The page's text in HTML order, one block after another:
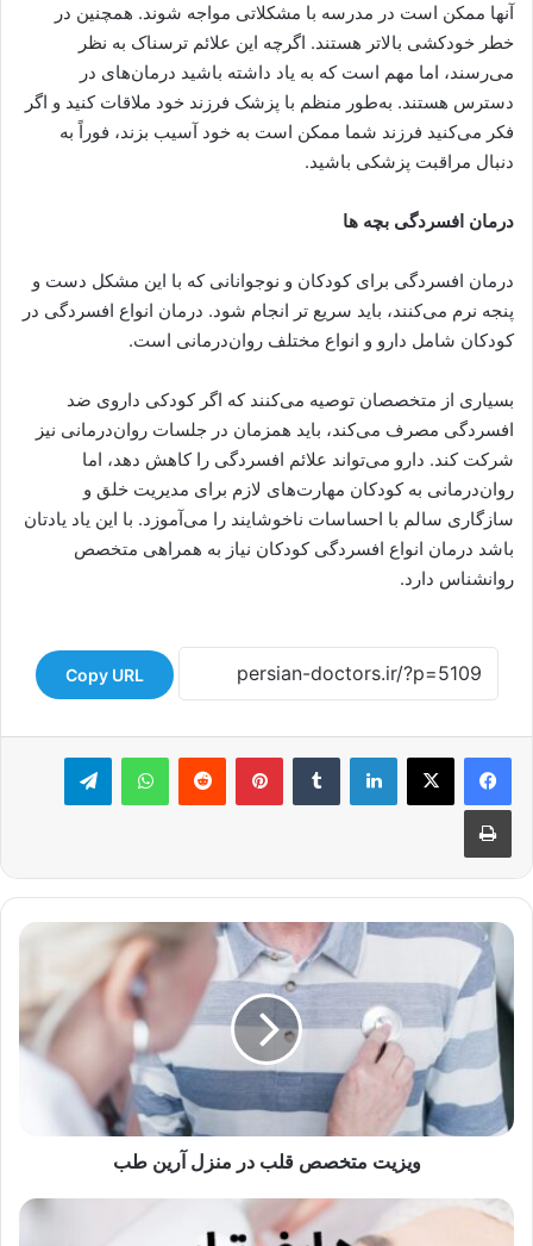
آنها ممکن است در مدرسه با مشکلاتی مواجه شوند. همچنین در
خطر خودکشی بالاتر هستند. اگرچه این علائم ترسناک به نظر
می‌رسند، اما مهم است که به یاد داشته باشید درمان‌های در
دسترس هستند. به‌طور منظم با پزشک فرزند خود ملاقات کنید و اگر
فکر می‌کنید فرزند شما ممکن است به خود آسیب بزند، فوراً به
دنبال مراقبت پزشکی باشید.
درمان افسردگی بچه ها
درمان افسردگی برای کودکان و نوجوانانی که با این مشکل دست و
پنجه نرم می‌کنند، باید سریع تر انجام شود. درمان انواع افسردگی در
کودکان شامل دارو و انواع مختلف روان‌درمانی است.
بسیاری از متخصصان توصیه می‌کنند که اگر کودکی داروی ضد
افسردگی مصرف می‌کند، باید همزمان در جلسات روان‌درمانی نیز
شرکت کند. دارو می‌تواند علائم افسردگی را کاهش دهد، اما
روان‌درمانی به کودکان مهارت‌های لازم برای مدیریت خلق و
سازگاری سالم با احساسات ناخوشایند را می‌آموزد. با این یاد یادتان
باشد درمان انواع افسردگی کودکان نیاز به همراهی متخصص
روانشناس دارد.
Copy URL
لینکدین ‫تامبلر ‫پین‌ترست‫رددیت واتس آپ تلگرام
چاپ
ویزیت
متخصص
قلب
در
منزل
آرین
طب
ویزیت متخصص قلب در منزل آرین طب
هایفوتراپی،